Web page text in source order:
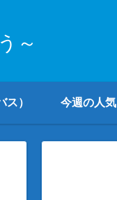
～
） 今週の人気